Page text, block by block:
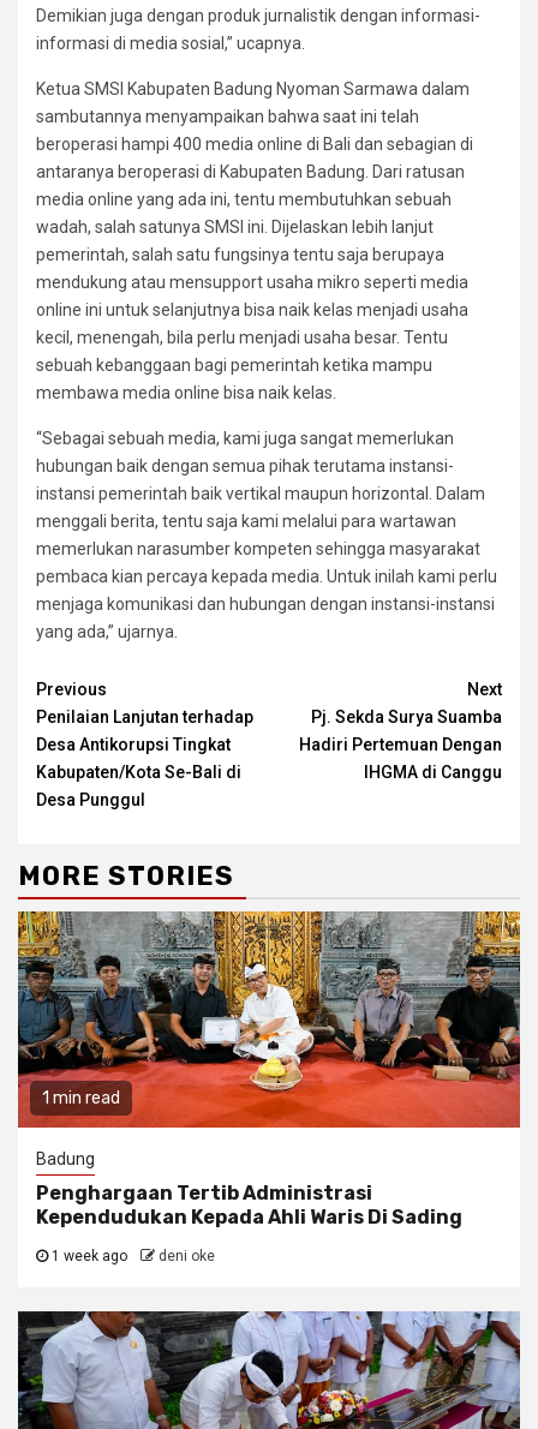
Demikian juga dengan produk jurnalistik dengan informasi-
informasi di media sosial,” ucapnya.
Ketua SMSI Kabupaten Badung Nyoman Sarmawa dalam
sambutannya menyampaikan bahwa saat ini telah
beroperasi hampi 400 media online di Bali dan sebagian di
antaranya beroperasi di Kabupaten Badung. Dari ratusan
media online yang ada ini, tentu membutuhkan sebuah
wadah, salah satunya SMSI ini. Dijelaskan lebih lanjut
pemerintah, salah satu fungsinya tentu saja berupaya
mendukung atau mensupport usaha mikro seperti media
online ini untuk selanjutnya bisa naik kelas menjadi usaha
kecil, menengah, bila perlu menjadi usaha besar. Tentu
sebuah kebanggaan bagi pemerintah ketika mampu
membawa media online bisa naik kelas.
“Sebagai sebuah media, kami juga sangat memerlukan
hubungan baik dengan semua pihak terutama instansi-
instansi pemerintah baik vertikal maupun horizontal. Dalam
menggali berita, tentu saja kami melalui para wartawan
memerlukan narasumber kompeten sehingga masyarakat
pembaca kian percaya kepada media. Untuk inilah kami perlu
menjaga komunikasi dan hubungan dengan instansi-instansi
yang ada,” ujarnya.
Continue
Reading
Previous
Penilaian Lanjutan terhadap
Desa Antikorupsi Tingkat
Kabupaten/Kota Se-Bali di
Desa Punggul
Next
Pj. Sekda Surya Suamba
Hadiri Pertemuan Dengan
IHGMA di Canggu
MORE STORIES
1 min read
Badung
Penghargaan Tertib Administrasi
Kependudukan Kepada Ahli Waris Di Sading
1 week ago deni oke